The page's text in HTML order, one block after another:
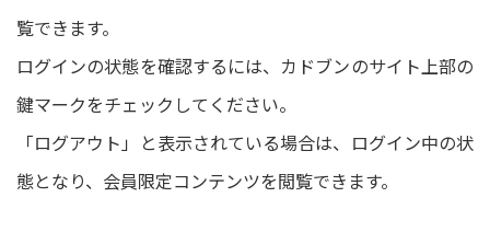
覧できます。
ログインの状態を確認するには、カドブンのサイト上部の
鍵マークをチェックしてください。
「ログアウト」と表示されている場合は、ログイン中の状
態となり、会員限定コンテンツを閲覧できます。